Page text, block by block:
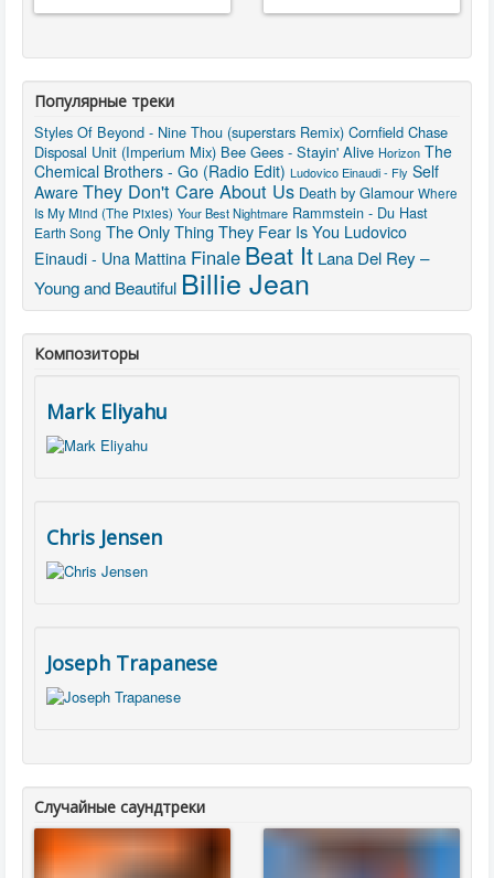
Популярные треки
Styles Of Beyond - Nine Thou (superstars Remix) Cornfield Chase
Disposal Unit (Imperium Mix) Bee Gees - Stayin' Alive Horizon The
Chemical Brothers - Go (Radio Edit) Ludovico Einaudi - Fly Self
Aware They Don't Care About Us Death by Glamour Where
Is My Mind (The Pixies) Your Best Nightmare Rammstein - Du Hast
Earth Song The Only Thing They Fear Is You Ludovico
Einaudi - Una Mattina Finale Beat It Lana Del Rey –
Young and Beautiful Billie Jean
Композиторы
Mark Eliyahu
Chris Jensen
Joseph Trapanese
Случайные саундтреки